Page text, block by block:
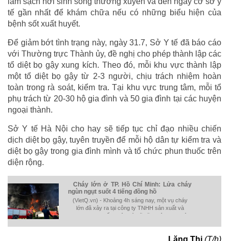
tế gần nhất để khám chữa nếu có những biểu hiện của
bệnh sốt xuất huyết.
Để giảm bớt tình trạng này, ngày 31.7, Sở Y tế đã báo cáo
với Thường trực Thành ủy, đề nghị cho phép thành lập các
tổ diệt bọ gậy xung kích. Theo đó, mỗi khu vực thành lập
một tổ diệt bọ gậy từ 2-3 người, chịu trách nhiệm hoàn
toàn trong rà soát, kiểm tra. Tại khu vực trung tâm, mỗi tổ
phụ trách từ 20-30 hộ gia đình và 50 gia đình tại các huyện
ngoại thành.
Sở Y tế Hà Nội cho hay sẽ tiếp tục chỉ đạo nhiều chiến
dịch diệt bọ gậy, tuyên truyền để mỗi hộ dân tự kiểm tra và
diệt bọ gậy trong gia đình mình và tổ chức phun thuốc trên
diện rộng.
Cháy lớn ở TP. Hồ Chí Minh: Lửa cháy
ngùn ngụt suốt 4 tiếng đồng hồ
(VietQ.vn) - Khoảng 4h sáng nay, một vụ cháy
lớn đã xảy ra tại công ty TNHH sản xuất và
thương mại Tuấn Thông ở xã Vĩnh Lộc B (huyện